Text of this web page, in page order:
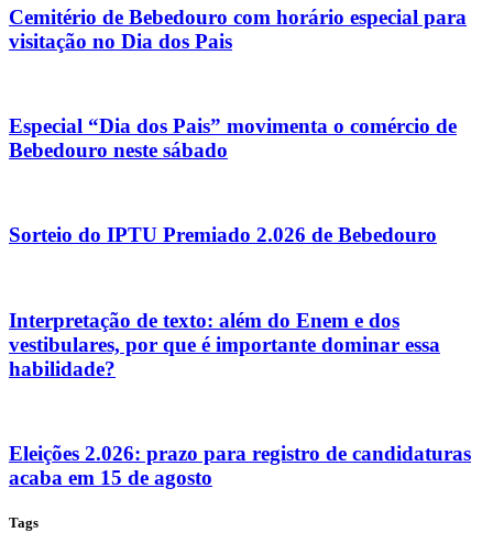
Cemitério de Bebedouro com horário especial para
visitação no Dia dos Pais
Especial “Dia dos Pais” movimenta o comércio de
Bebedouro neste sábado
Sorteio do IPTU Premiado 2.026 de Bebedouro
Interpretação de texto: além do Enem e dos
vestibulares, por que é importante dominar essa
habilidade?
Eleições 2.026: prazo para registro de candidaturas
acaba em 15 de agosto
Tags